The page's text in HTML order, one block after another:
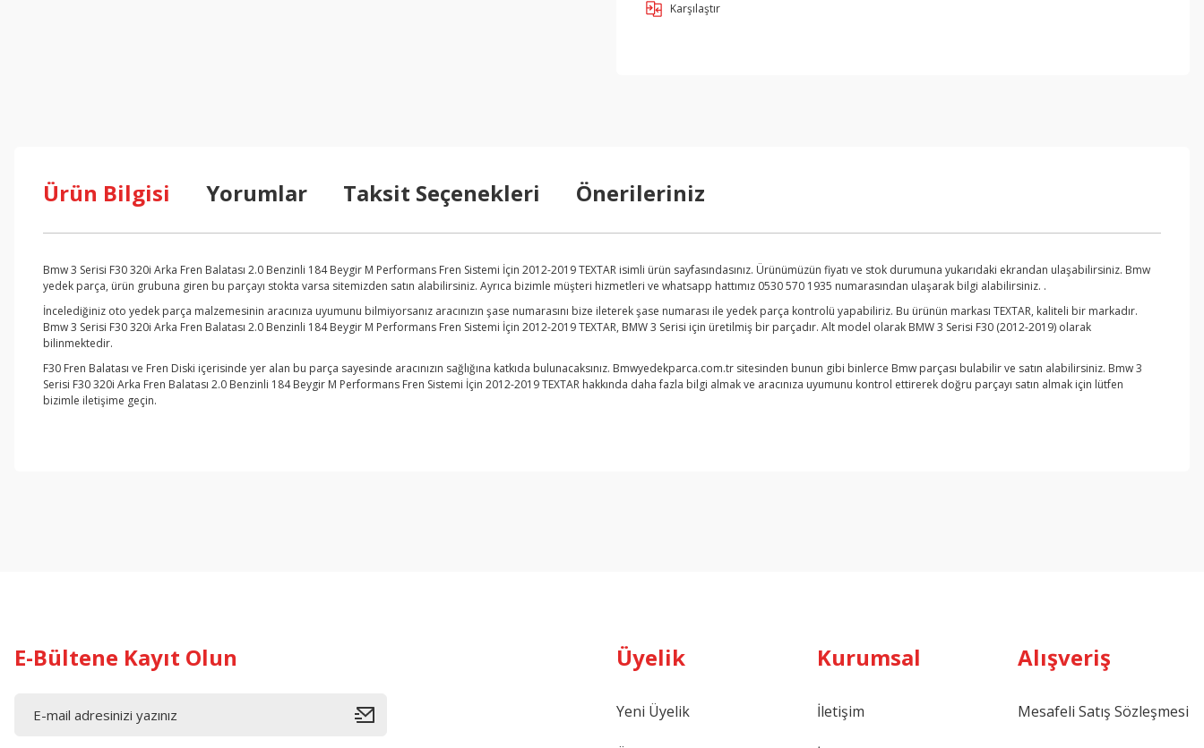
Karşılaştır
Ürün Bilgisi Yorumlar Taksit Seçenekleri Önerileriniz
Bmw 3 Serisi F30 320i Arka Fren Balatası 2.0 Benzinli 184 Beygir M Performans Fren Sistemi İçin 2012-2019 TEXTAR isimli ürün sayfasındasınız. Ürünümüzün fiyatı ve stok durumuna yukarıdaki ekrandan ulaşabilirsiniz. Bmw
yedek parça, ürün grubuna giren bu parçayı stokta varsa sitemizden satın alabilirsiniz. Ayrıca bizimle müşteri hizmetleri ve whatsapp hattımız 0530 570 1935 numarasından ulaşarak bilgi alabilirsiniz. .
İncelediğiniz oto yedek parça malzemesinin aracınıza uyumunu bilmiyorsanız aracınızın şase numarasını bize ileterek şase numarası ile yedek parça kontrolü yapabiliriz. Bu ürünün markası TEXTAR, kaliteli bir markadır.
Bmw 3 Serisi F30 320i Arka Fren Balatası 2.0 Benzinli 184 Beygir M Performans Fren Sistemi İçin 2012-2019 TEXTAR, BMW 3 Serisi için üretilmiş bir parçadır. Alt model olarak BMW 3 Serisi F30 (2012-2019) olarak
bilinmektedir.
F30 Fren Balatası ve Fren Diski içerisinde yer alan bu parça sayesinde aracınızın sağlığına katkıda bulunacaksınız. Bmwyedekparca.com.tr sitesinden bunun gibi binlerce Bmw parçası bulabilir ve satın alabilirsiniz. Bmw 3
Serisi F30 320i Arka Fren Balatası 2.0 Benzinli 184 Beygir M Performans Fren Sistemi İçin 2012-2019 TEXTAR hakkında daha fazla bilgi almak ve aracınıza uyumunu kontrol ettirerek doğru parçayı satın almak için lütfen
bizimle iletişime geçin.
E-Bültene Kayıt Olun Üyelik
Yeni Üyelik
Kurumsal
İletişim
Alışveriş
Mesafeli Satış Sözleşmesi